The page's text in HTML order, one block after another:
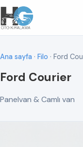
Ana sayfa · Filo · Ford
Ford Courier
Panelvan & Camlı van